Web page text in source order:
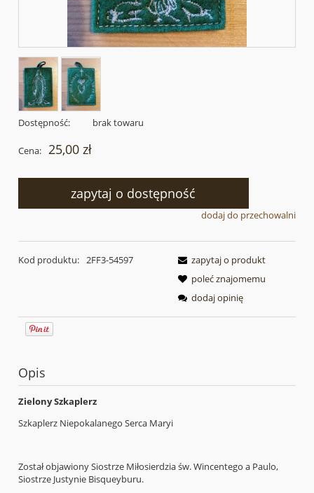
Dostępność: brak towaru
Cena: 25,00 zł
zapytaj o dostępność
dodaj do przechowalni
Kod produktu: 2FF3-54597
zapytaj o produkt
poleć znajomemu
dodaj opinię
Opis
Zielony Szkaplerz
Szkaplerz Niepokalanego Serca Maryi
Został objawiony Siostrze Miłosierdzia św. Wincentego a Paulo,
Siostrze Justynie Bisqueyburu.